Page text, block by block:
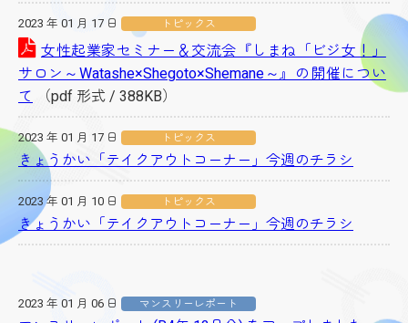
2023 年 01 月 17 日 トピックス
女性起業家セミナー＆交流会『しまね「ビジ女！」
サロン～Watashe×Shegoto×Shemane～』の開催につい
て （pdf 形式 / 388KB）
2023 年 01 月 17 日 トピックス
きょうかい「テイクアウトコーナー」今週のチラシ
2023 年 01 月 10 日 トピックス
きょうかい「テイクアウトコーナー」今週のチラシ
2023 年 01 月 06 日 マンスリーレポート